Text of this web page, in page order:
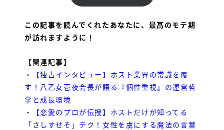
この記事を読んでくれたあなたに、最高のモテ期
が訪れますように！
【関連記事】
・
【独占インタビュー】ホスト業界の常識を覆
す！八乙女壱夜会長が語る『個性重視』の運営哲
学と成長環境
・
【恋愛のプロが伝授】ホストだけが知ってる
「さしすせそ」テク！女性を虜にする魔法の言葉